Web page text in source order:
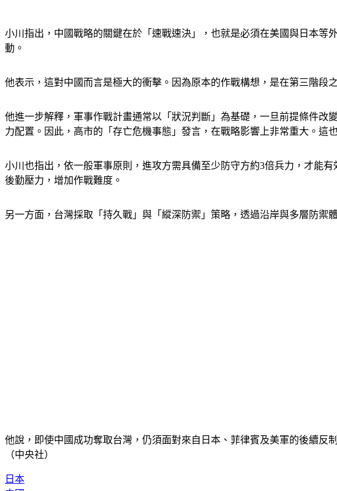
小川指出，中國戰略的關鍵在於「速戰速決」，也就是必須在美國與日本
動。
他表示，這對中國而言是極大的衝擊。因為原本的作戰構想，是在第三階段
他進一步解釋，軍事作戰計畫通常以「狀況判斷」為基礎，一旦前提條件
力配置。因此，高市的「存亡危機事態」發言，在戰略影響上非常重大。這
小川也指出，依一般軍事原則，進攻方需具備至少防守方約3倍兵力，才能
後勤壓力，增加作戰難度。
另一方面，台灣採取「持久戰」與「縱深防禦」策略，透過沿岸與多層防禦
他說，即使中國成功奪取台灣，仍須面對來自日本、菲律賓及美軍的後續反
（中央社）
日本